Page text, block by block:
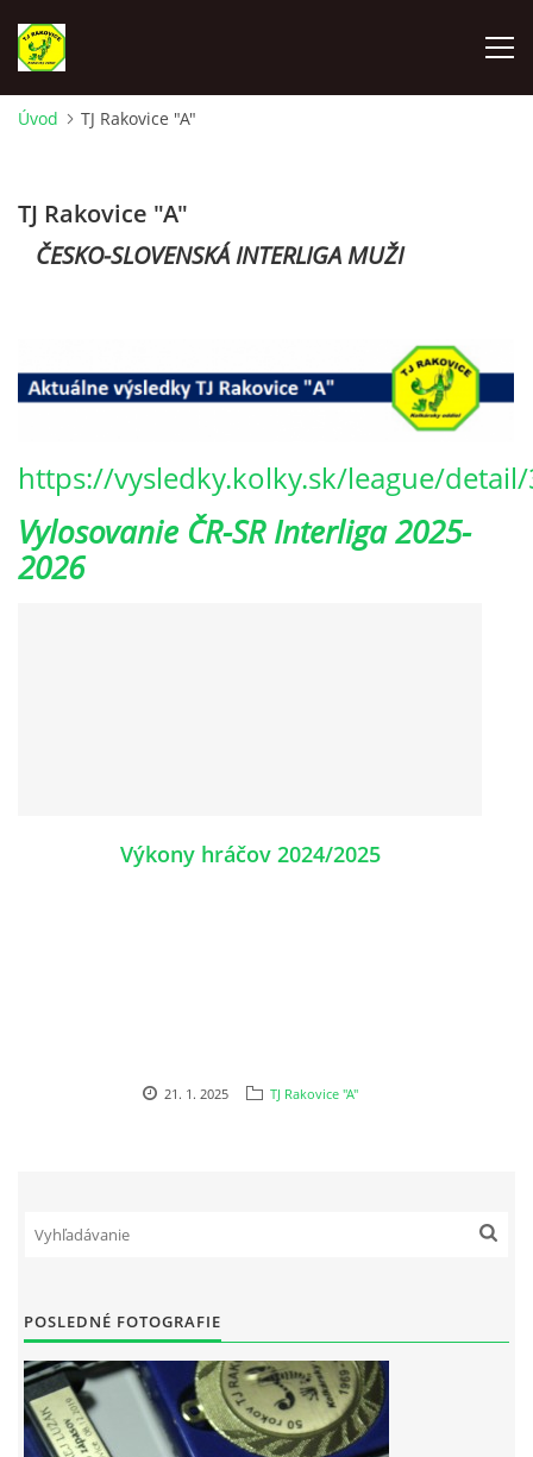
VYLOSOVANIE - SÚŤAŽNÝ ROČNÍK 2025-2026
OBECNÁ INTERLIGA
NOVOROČNÝ TURNAJ
HODOVÝ TURNAJ
GPS SÚRADNICE
Telovýchovná jednota Rakovice
Rakovice 220
922 08
Slovensko
Úvod TJ Rakovice "A"
TJ Rakovice "A"
ČESKO-SLOVENSKÁ INTERLIGA MUŽI
https://vysledky.kolky.sk/league/
Vylosovanie ČR-SR Interliga 2025-
2026
Výkony hráčov 2024/2025
21. 1. 2025 TJ Rakovice "A"
POSLEDNÉ FOTOGRAFIE